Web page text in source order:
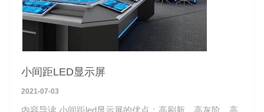
小间距LED显示屏
2021-07-03